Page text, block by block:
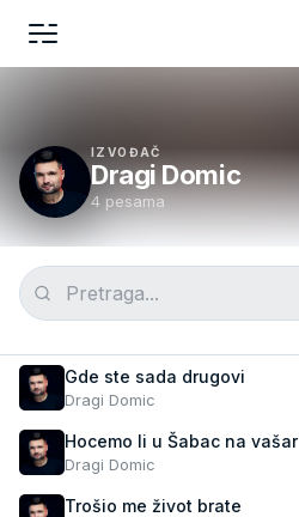
IZVOĐAČ
Dragi Domic
4 pesama
Gde ste sada drugovi
Dragi Domic
Hocemo li u Šabac na vašar
Dragi Domic
Trošio me život brate